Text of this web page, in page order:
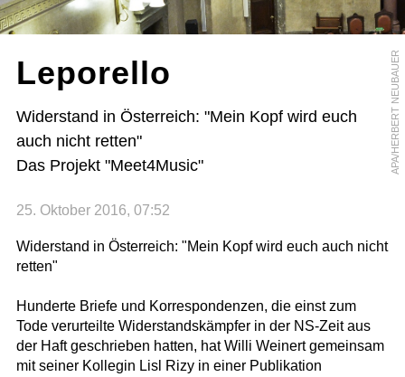
APA/HERBERT NEUBAUER
Leporello
Widerstand in Österreich: "Mein Kopf wird euch
auch nicht retten"
Das Projekt "Meet4Music"
25. Oktober 2016, 07:52
Widerstand in Österreich: "Mein Kopf wird euch auch nicht
retten"
Hunderte Briefe und Korrespondenzen, die einst zum
Tode verurteilte Widerstandskämpfer in der NS-Zeit aus
der Haft geschrieben hatten, hat Willi Weinert gemeinsam
mit seiner Kollegin Lisl Rizy in einer Publikation